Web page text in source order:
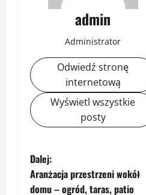
admin
Administrator
Odwiedź stronę
internetową
Wyświetl wszystkie
posty
Z
o
Dalej:
Aranżacja przestrzeni wokół
domu – ogród, taras, patio